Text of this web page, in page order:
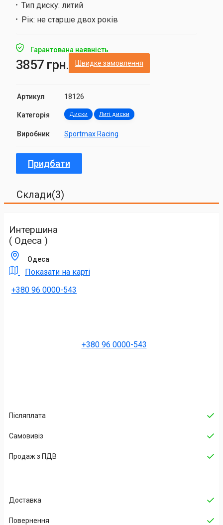
Тип диску: литий
Рік: не старше двох років
Гарантована наявність
3857 грн. Швидке замовлення
Артикул 18126
Категорія Диски Литі диски
Виробник Sportmax Racing
Придбати
Склади(3)
Интершина
( Одеса )
Одеса
Показати на карті
+380 96 0000-543
+380 96 0000-543
Післяплата
Самовивіз
Продаж з ПДВ
Доставка
Повернення